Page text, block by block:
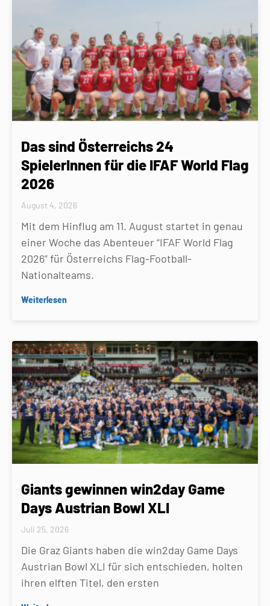
Das sind Österreichs 24
SpielerInnen für die IFAF World Flag
2026
August 4, 2026
Mit dem Hinflug am 11. August startet in genau
einer Woche das Abenteuer “IFAF World Flag
2026” für Österreichs Flag-Football-
Nationalteams.
Weiterlesen
Giants gewinnen win2day Game
Days Austrian Bowl XLI
Juli 25, 2026
Die Graz Giants haben die win2day Game Days
Austrian Bowl XLI für sich entschieden, holten
ihren elften Titel, den ersten